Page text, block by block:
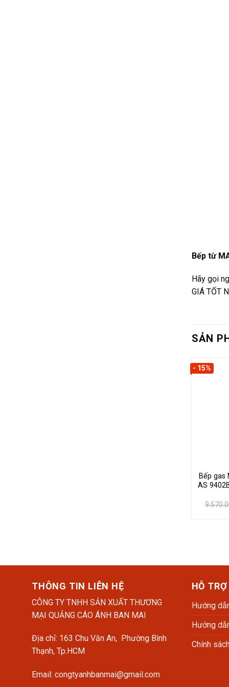
Bếp từ
Hãy gọi
GIÁ TỐT
SẢN
- 15%
Bếp gas
AS
THÔNG TIN LIÊN HỆ
CÔNG TY TNHH SẢN XUẤT THƯƠNG
MẠI QUẢNG CÁO ÁNH BAN MAI
Địa chỉ: 163 Chu Văn An, Phường Bình
Thạnh, Tp.HCM
Email: congtyanhbanmai@gmail.com
HỖ
Hướng
Hướng
Chính